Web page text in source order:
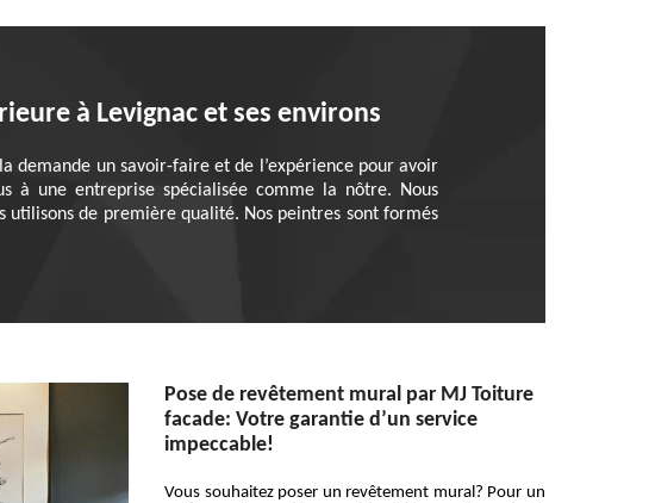
à Levignac et ses environs
demande un savoir-faire et de l’expérience pour avoir
à une entreprise spécialisée comme la nôtre. Nous
utilisons de première qualité. Nos peintres sont formés
Pose de revêtement mural par MJ Toiture
facade: Votre garantie d’un service
impeccable!
Vous souhaitez poser un revêtement mural? Pour un